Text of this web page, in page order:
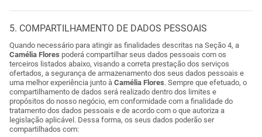
5. COMPARTILHAMENTO DE DADOS PESSOAIS
Quando necessário para atingir as finalidades descritas na Seção 4, a
Camélia Flores poderá compartilhar seus dados pessoais com os
terceiros listados abaixo, visando a correta prestação dos serviços
ofertados, a segurança de armazenamento dos seus dados pessoais e
uma melhor experiência junto à Camélia Flores. Sempre que efetuado, o
compartilhamento de dados será realizado dentro dos limites e
propósitos do nosso negócio, em conformidade com a finalidade do
tratamento dos dados pessoais e de acordo com o que autoriza a
legislação aplicável. Dessa forma, os seus dados poderão ser
compartilhados com: